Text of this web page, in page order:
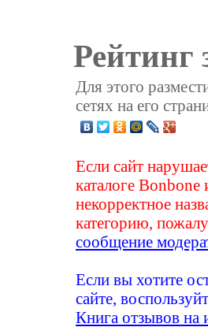
Рейтинг
Для этого
сетях на его
Если сайт
каталоге
некорректное
категорию,
сообщение
Если вы хотите
сайте,
Книга отзывов на